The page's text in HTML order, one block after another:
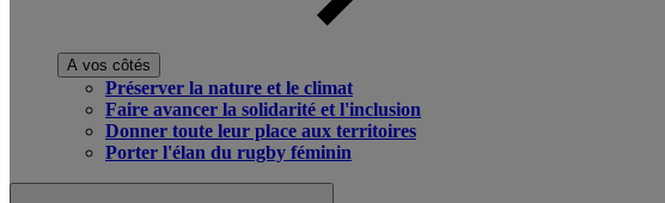
A vos côtés
Préserver la nature et le climat
Faire avancer la solidarité et l'inclusion
Donner toute leur place aux territoires
Porter l'élan du rugby féminin